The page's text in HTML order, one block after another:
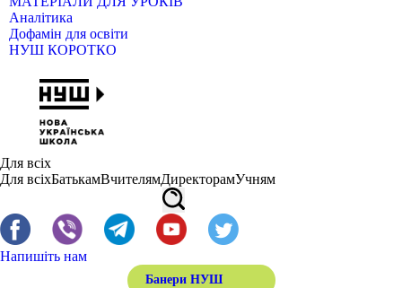
Аналітика
Дофамін для освіти
НУШ КОРОТКО
Для всіх
Для всіхБатькамВчителямДиректорамУчням
Напишіть нам
Банери НУШ